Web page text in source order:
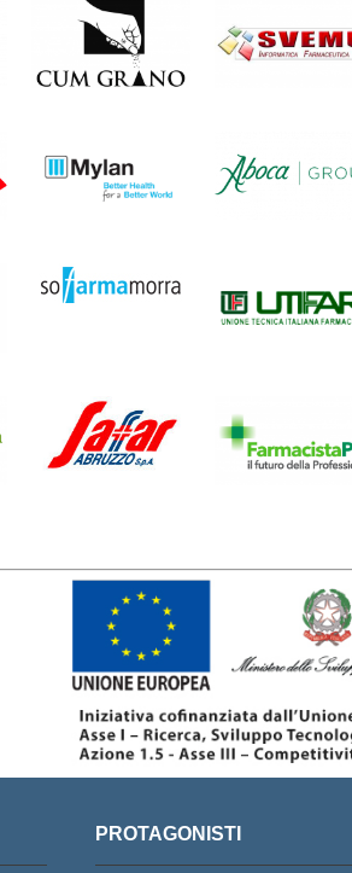
PROTAGONISTI